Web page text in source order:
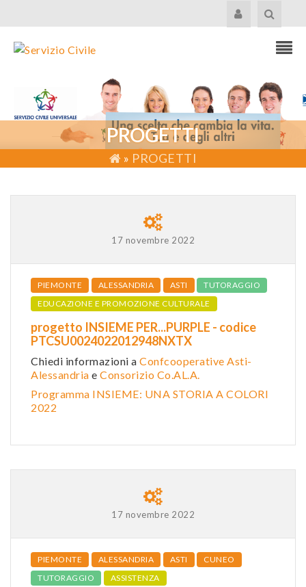
PROGETTI
» PROGETTI
17 novembre 2022
PIEMONTE ALESSANDRIA ASTI
TUTORAGGIO
EDUCAZIONE E PROMOZIONE CULTURALE
progetto INSIEME PER...PURPLE - codice
PTCSU0024022012948NXTX
Chiedi informazioni a Confcooperative Asti-
Alessandria e Consorizio Co.AL.A.
Programma INSIEME: UNA STORIA A COLORI
2022
17 novembre 2022
PIEMONTE ALESSANDRIA ASTI
CUNEO
TUTORAGGIO
ASSISTENZA